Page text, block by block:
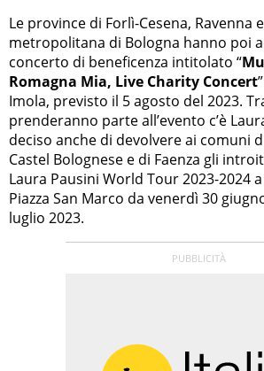
Le province di Forlì-Cesena, Ravenna
metropolitana di Bologna hanno poi
concerto di beneficenza intitolato “
Romagna Mia, Live Charity Concert
Imola, previsto il 5 agosto del 2023.
prenderanno parte all’evento c’è
deciso anche di devolvere ai comuni
Castel Bolognese e di Faenza gli
Laura Pausini World Tour 2023-2024
Piazza San Marco da venerdì 30
luglio 2023.